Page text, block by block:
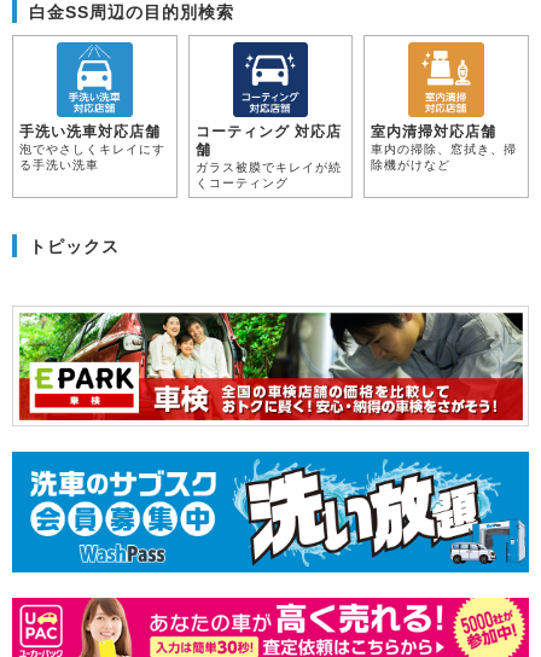
白金SS周辺の目的別検索
手洗い洗車対応店舗
泡でやさしくキレイにす
る手洗い洗車
コーティング 対応店
舗
ガラス被膜でキレイが続
くコーティング
室内清掃対応店舗
車内の掃除、窓拭き、掃
除機がけなど
トピックス